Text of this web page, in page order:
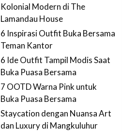
Kolonial Modern di The
Lamandau House
6 Inspirasi Outfit Buka Bersama
Teman Kantor
6 Ide Outfit Tampil Modis Saat
Buka Puasa Bersama
7 OOTD Warna Pink untuk
Buka Puasa Bersama
Staycation dengan Nuansa Art
dan Luxury di Mangkuluhur